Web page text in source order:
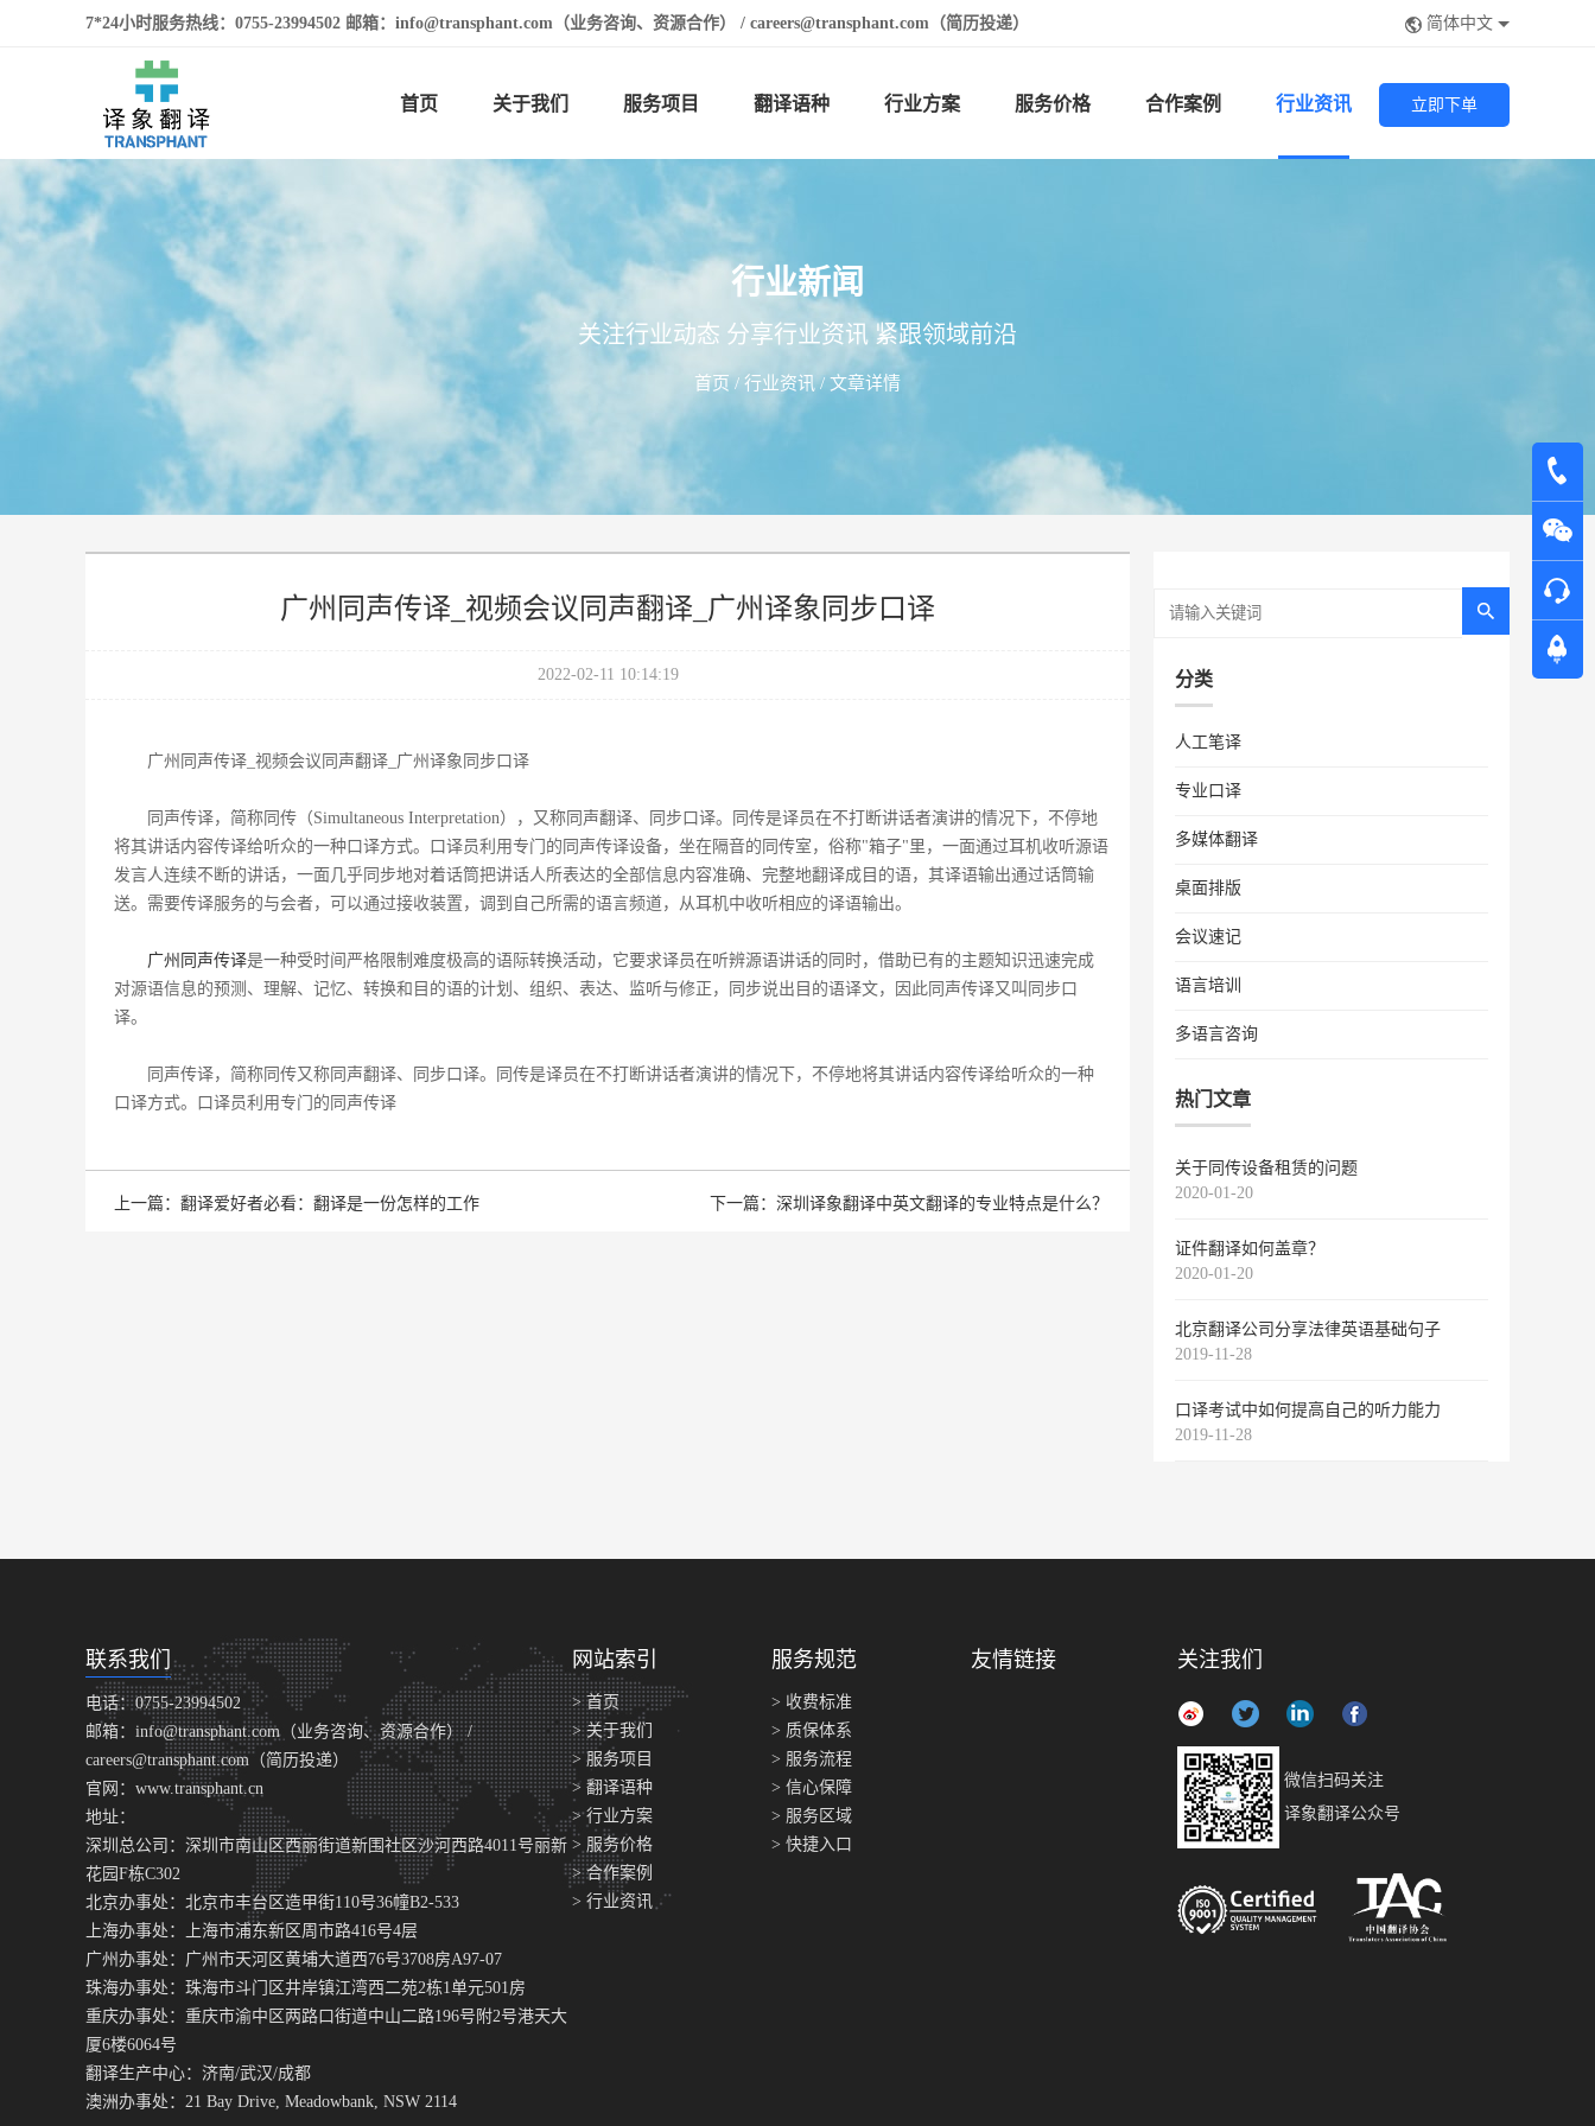
7*24小时服务热线：0755-23994502 邮箱：info@transphant.com（业务咨询、资源合作） / careers@transphant.com（简历投递） 简体中文
首页 关于我们 服务项目 翻译语种 行业方案 服务价格 合作案例 行业资讯 立即下单
行业新闻
关注行业动态 分享行业资讯 紧跟领域前沿
首页/ 行业资讯/ 文章详情
广州同声传译_视频会议同声翻译_广州译象同步口译
2022-02-11 10:14:19
广州同声传译_视频会议同声翻译_广州译象同步口译
同声传译，简称同传（Simultaneous Interpretation），又称同声翻译、同步口译。同传是译员在不打断讲话者演讲的情况下，不停地
将其讲话内容传译给听众的一种口译方式。口译员利用专门的同声传译设备，坐在隔音的同传室，俗称"箱子"里，一面通过耳机收听源语
发言人连续不断的讲话，一面几乎同步地对着话筒把讲话人所表达的全部信息内容准确、完整地翻译成目的语，其译语输出通过话筒输
送。需要传译服务的与会者，可以通过接收装置，调到自己所需的语言频道，从耳机中收听相应的译语输出。
广州同声传译是一种受时间严格限制难度极高的语际转换活动，它要求译员在听辨源语讲话的同时，借助已有的主题知识迅速完成
对源语信息的预测、理解、记忆、转换和目的语的计划、组织、表达、监听与修正，同步说出目的语译文，因此同声传译又叫同步口
译。
同声传译，简称同传又称同声翻译、同步口译。同传是译员在不打断讲话者演讲的情况下，不停地将其讲话内容传译给听众的一种
口译方式。口译员利用专门的同声传译
上一篇：翻译爱好者必看：翻译是一份怎样的工作 下一篇：深圳译象翻译中英文翻译的专业特点是什么？
分类
人工笔译
专业口译
多媒体翻译
桌面排版
会议速记
语言培训
多语言咨询
热门文章
关于同传设备租赁的问题
2020-01-20
证件翻译如何盖章？
2020-01-20
北京翻译公司分享法律英语基础句子
2019-11-28
口译考试中如何提高自己的听力能力
2019-11-28
联系我们
电话：0755-23994502
邮箱：info@transphant.com（业务咨询、资源合作） /
careers@transphant.com（简历投递）
官网：www.transphant.cn
地址：
深圳总公司：深圳市南山区西丽街道新围社区沙河西路4011号丽新
花园F栋C302
北京办事处：北京市丰台区造甲街110号36幢B2-533
上海办事处：上海市浦东新区周市路416号4层
广州办事处：广州市天河区黄埔大道西76号3708房A97-07
珠海办事处：珠海市斗门区井岸镇江湾西二苑2栋1单元501房
重庆办事处：重庆市渝中区两路口街道中山二路196号附2号港天大
厦6楼6064号
翻译生产中心：济南/武汉/成都
澳洲办事处：21 Bay Drive, Meadowbank, NSW 2114
网站索引
> 首页
> 关于我们
> 服务项目
> 翻译语种
> 行业方案
> 服务价格
> 合作案例
> 行业资讯
服务规范
> 收费标准
> 质保体系
> 服务流程
> 信心保障
> 服务区域
> 快捷入口
友情链接 关注我们
微信扫码关注
译象翻译公众号